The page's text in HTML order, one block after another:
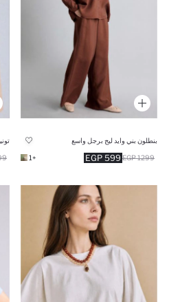
بنطلون بني وايد ليج برجل واسع
599 EGP 1299 EGP
+1